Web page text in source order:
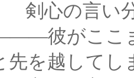
分はまる
彼がここ
先を越してし